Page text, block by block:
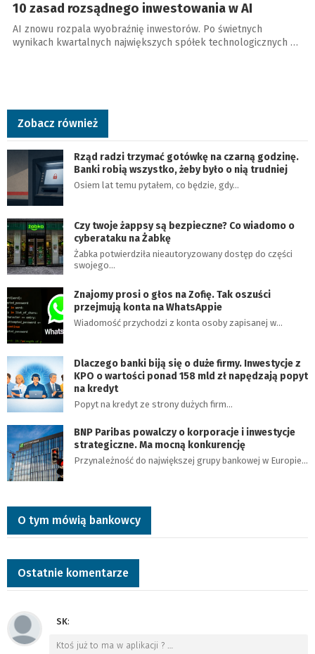
10 zasad rozsądnego inwestowania w AI
AI znowu rozpala wyobraźnię inwestorów. Po świetnych
wynikach kwartalnych największych spółek technologicznych …
Zobacz również
Rząd radzi trzymać gotówkę na czarną godzinę.
Banki robią wszystko, żeby było o nią trudniej
Osiem lat temu pytałem, co będzie, gdy…
Czy twoje żappsy są bezpieczne? Co wiadomo o
cyberataku na Żabkę
Żabka potwierdziła nieautoryzowany dostęp do części
swojego…
Znajomy prosi o głos na Zofię. Tak oszuści
przejmują konta na WhatsAppie
Wiadomość przychodzi z konta osoby zapisanej w…
Dlaczego banki biją się o duże firmy. Inwestycje z
KPO o wartości ponad 158 mld zł napędzają popyt
na kredyt
Popyt na kredyt ze strony dużych firm…
BNP Paribas powalczy o korporacje i inwestycje
strategiczne. Ma mocną konkurencję
Przynależność do największej grupy bankowej w Europie…
O tym mówią bankowcy
Ostatnie komentarze
SK:
Ktoś już to ma w aplikacji ? …